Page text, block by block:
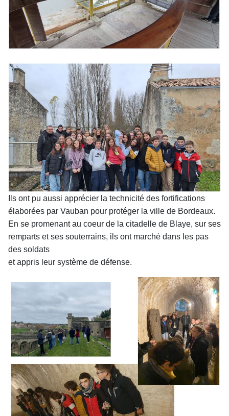
Ils ont pu aussi apprécier la technicité des fortifications
élaborées par Vauban pour protéger la ville de Bordeaux.
En se promenant au coeur de la citadelle de Blaye, sur ses
remparts et ses souterrains, ils ont marché dans les pas
des soldats
et appris leur système de défense.